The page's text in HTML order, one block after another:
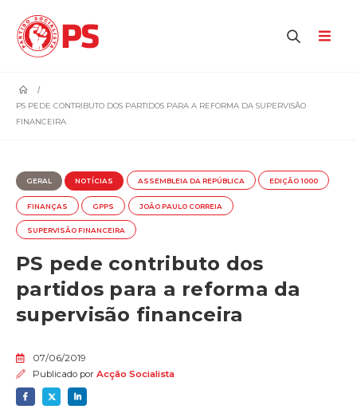
PS PEDE CONTRIBUTO DOS PARTIDOS PARA A REFORMA DA SUPERVISÃO
FINANCEIRA
GERAL NOTÍCIAS ASSEMBLEIA DA REPÚBLICA EDIÇÃO 1000
FINANÇAS GPPS JOÃO PAULO CORREIA
SUPERVISÃO FINANCEIRA
PS pede contributo dos
partidos para a reforma da
supervisão financeira
07/06/2019
Publicado por Acção Socialista